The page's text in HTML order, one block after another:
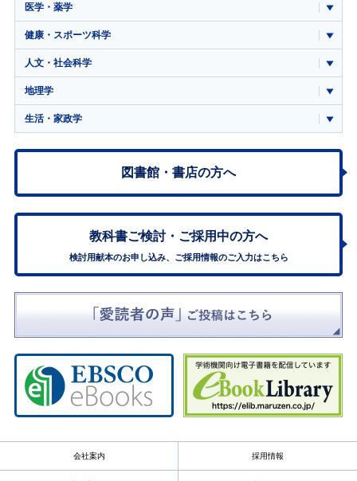
医学・薬学
健康・スポーツ科学
人文・社会科学
地理学
生活・家政学
図書館・書店の方へ
教科書ご検討・ ご採用中の方へ
検討用献本のお申し込み、ご採用情報のご入力はこちら
会社案内 採用情報